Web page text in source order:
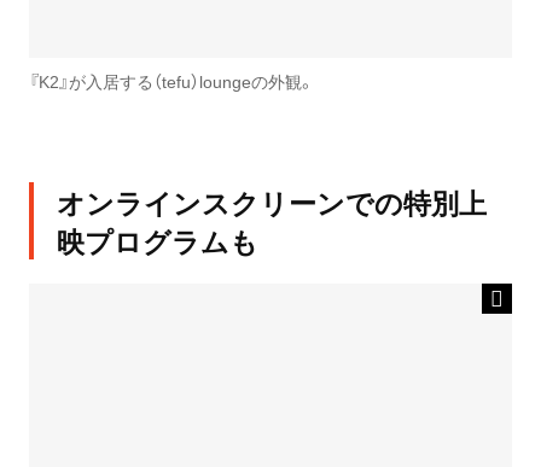
『K2』が入居する（tefu）loungeの外観。
オンラインスクリーンでの特別上
映プログラムも